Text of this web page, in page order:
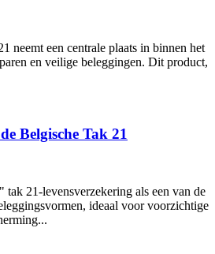
neemt een centrale plaats in binnen het
en veilige beleggingen. Dit product,
Belgische Tak 21
21-levensverzekering als een van de
ideaal voor voorzichtige